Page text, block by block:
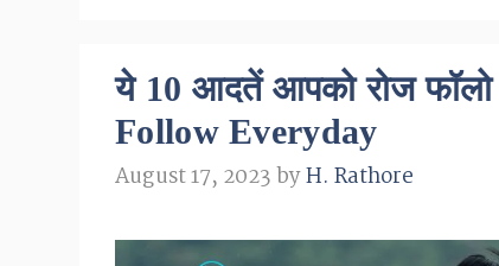
ये 10 आदतें आपको रोज फॉलो
Follow Everyday
August 17, 2023byH. Rathore